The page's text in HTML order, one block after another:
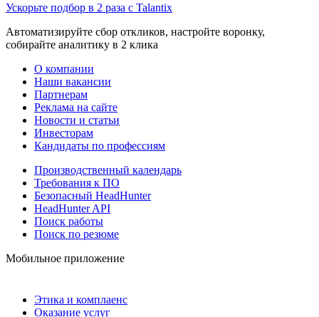
Ускорьте подбор в 2 раза с Talantix
Автоматизируйте сбор откликов, настройте воронку,
собирайте аналитику в 2 клика
О компании
Наши вакансии
Партнерам
Реклама на сайте
Новости и статьи
Инвесторам
Кандидаты по профессиям
Производственный календарь
Требования к ПО
Безопасный HeadHunter
HeadHunter API
Поиск работы
Поиск по резюме
Мобильное приложение
Этика и комплаенс
Оказание услуг